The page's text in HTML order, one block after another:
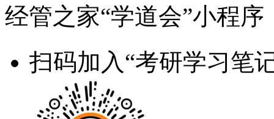
经管之家“学道会”小程序
扫码加入“考研学习笔